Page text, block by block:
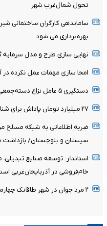
تحول شمال‌غرب شهر
ساماندهی کارگران ساختمانی
بهره‌برداری می شود
نهایی سازی طرح و مدل سرمایه
امحا سازی مهمات عمل نکرده در
دستگیری ۵ عامل نزاع دسته‌جمعی در پیاده‌راه سلامت شیراز
۲۷ میلیارد تومان پاداش برای شناسایی ماینرها پرداخت شده است
ضربه اطلاعاتی به شبکه مسلح
سیستان و بلوچستان/ بازداشت ۸ نفر
استاندار: توسعه صنایع
خام‌فروشی در آذربایجان‌غربی
۲ مرد جوان در شهر طاقانک چهارمحال و بختیاری غرق شدند